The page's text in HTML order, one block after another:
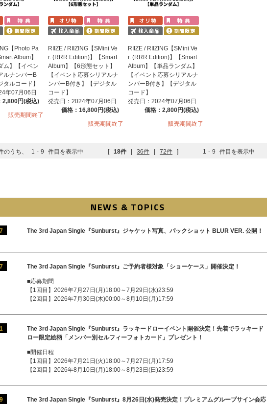
【Photo Pa
Album】
ム】【イベン
ルナンバーB
ルコード】
年07月06日
2,800円(税込)
販売期間終了
RIIZE / RIIZING【SMini Ve
r. (RRR Edition)】【Smart
Album】【6形態セット】
【イベント応募シリアルナ
ンバーB付き】【デジタル
コード】
発売日：2024年07月06日
価格：16,800円(税込)
販売期間終了
RIIZE / RIIZING【SMini Ve
r. (RRR Edition)】【Smart
Album】【単品ランダム】
【イベント応募シリアルナ
ンバーB付き】【デジタル
コード】
発売日：2024年07月06日
価格：2,800円(税込)
販売期間終了
のうち、 1 - 9 件目を表示中 [ 18件 | 36件 | 72件 ] 1 - 9 件目を表示中
NEWS & TOPICS
The 3rd Japan Single『Sunburst』ジャケット写真、パックショット BLUR VER. 公開！
The 3rd Japan Single『Sunburst』ご予約者様対象「ショーケース」開催決定！
■応募期間
【1回目】2026年7月27日(月)18:00～7月29日(水)23:59
【2回目】2026年7月30日(木)00:00～8月10日(月)17:59
The 3rd Japan Single『Sunburst』ラッキードローイベント開催決定！先着でラッキード
ロー限定絵柄「メンバー別セルフィーフォトカード」プレゼント！
■開催日程
【1回目】2026年7月21日(火)18:00～7月27日(月)17:59
【2回目】2026年8月10日(月)18:00～8月23日(日)23:59
The 3rd Japan Single『Sunburst』8月26日(水)発売決定！プレミアムグループサイン会応